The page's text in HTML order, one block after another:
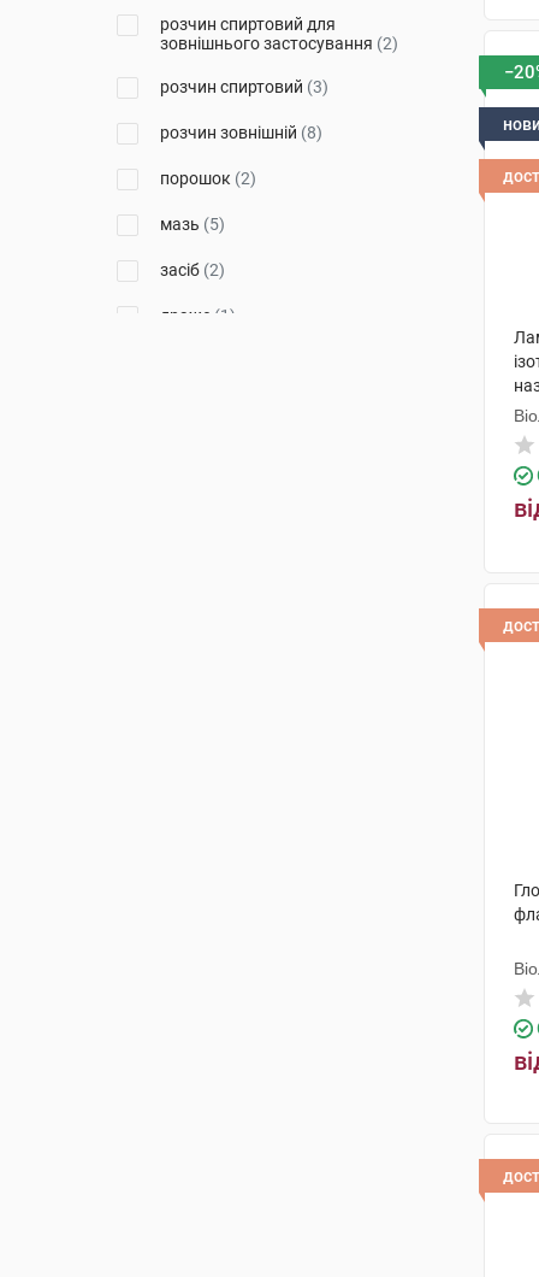
розчин спиртовий для
зовнішнього застосування (2)
розчин спиртовий (3)
розчин зовнішній (8)
порошок (2)
мазь (5)
засіб (2)
драже (1)